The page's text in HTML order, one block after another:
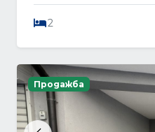
2
Продажба